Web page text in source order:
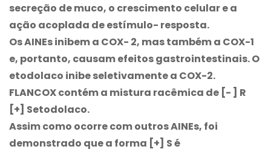
secreção de muco, o crescimento celular e a
ação acoplada de estímulo- resposta.
Os AINEs inibem a COX- 2, mas também a COX-1
e, portanto, causam efeitos gastrointestinais. O
etodolaco inibe seletivamente a COX-2.
FLANCOXcontém a mistura racêmica de [- ] R
[+] Setodolaco.
Assim como ocorre com outros AINEs, foi
demonstrado que a forma [+] S é